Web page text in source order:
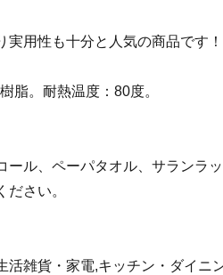
用性も十分と人気の商品です！
脂。耐熱温度：80度。
ール、ペーパタオル、サランラ
さい。
雑貨・家電,キッチン・ダイニ